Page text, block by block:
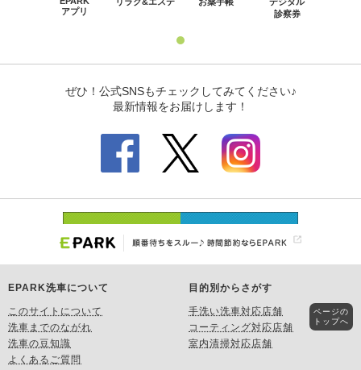
EPARK洗車について
このサイトについて
洗車までのながれ
洗車の豆知識
よくあるご質問
目的別からさがす
手洗い洗車対応店舗
コーティング対応店舗
室内清掃対応店舗
ページの
トップへ